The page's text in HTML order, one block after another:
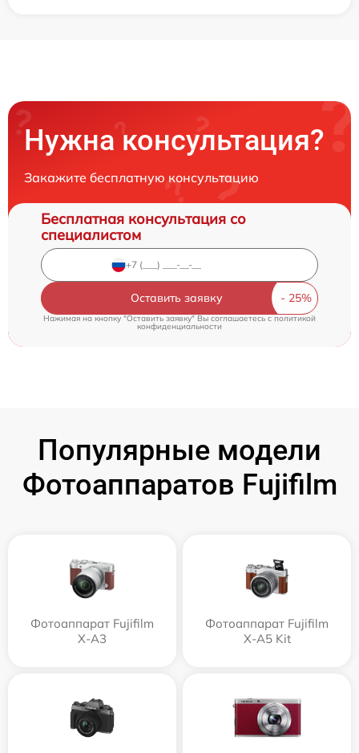
Нужна консультация?
Закажите бесплатную консультацию
Бесплатная консультация со
специалистом
Оставить заявку
Нажимая на кнопку "Оставить заявку" Вы соглашаетесь cполитикой
конфиденциальности
Популярные модели
Фотоаппаратов Fujifilm
Фотоаппарат Fujifilm
X-A3
Фотоаппарат Fujifilm
X-A5 Kit